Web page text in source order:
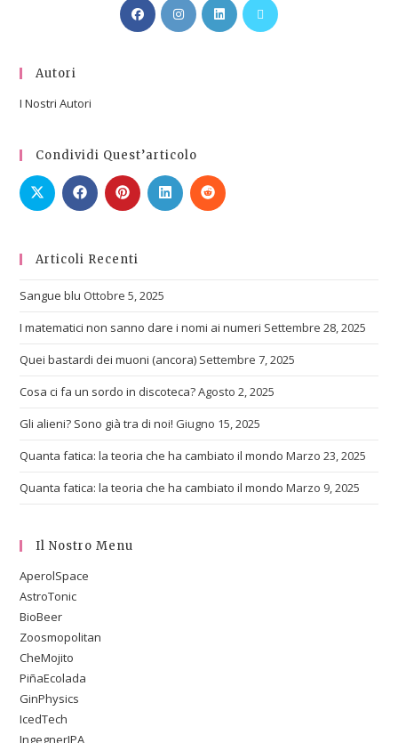
Autori
I Nostri Autori
Condividi Quest’articolo
Articoli Recenti
Sangue blu Ottobre 5, 2025
I matematici non sanno dare i nomi ai numeri Settembre 28, 2025
Quei bastardi dei muoni (ancora) Settembre 7, 2025
Cosa ci fa un sordo in discoteca?Agosto 2, 2025
Gli alieni? Sono già tra di noi! Giugno 15, 2025
Quanta fatica: la teoria che ha cambiato il mondo Marzo 23, 2025
Quanta fatica: la teoria che ha cambiato il mondo Marzo 9, 2025
Il Nostro Menu
AperolSpace
AstroTonic
BioBeer
Zoosmopolitan
CheMojito
PiñaEcolada
GinPhysics
IcedTech
IngegnerIPA